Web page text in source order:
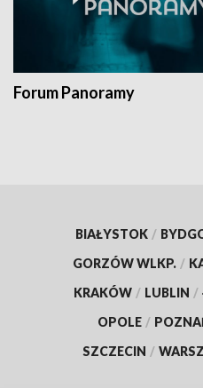
Forum Panoramy
BIAŁYSTOK /
GORZÓW WLKP. /
KRAKÓW / LUBLIN /
OPOLE /
SZCZECIN /